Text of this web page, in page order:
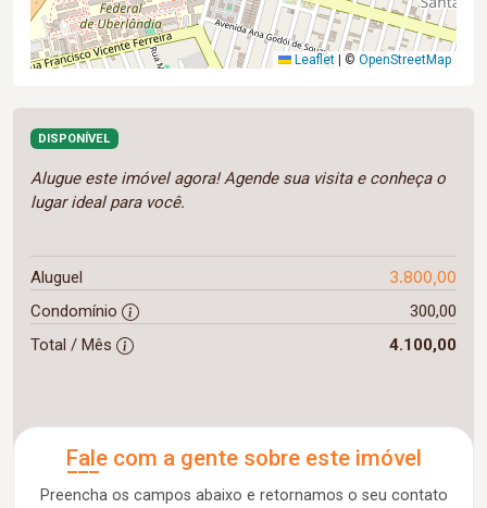
Leaflet © OpenStreetMap
DISPONÍVEL
Alugue este imóvel agora! Agende sua visita e conheça o
lugar ideal para você.
Aluguel 3.800,00
Condomínio
300,00
Total / Mês
4.100,00
Fale com a gente sobre este imóvel
Preencha os campos abaixo e retornamos o seu contato